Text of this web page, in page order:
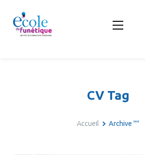
CV Tag
Accueil Archive ""